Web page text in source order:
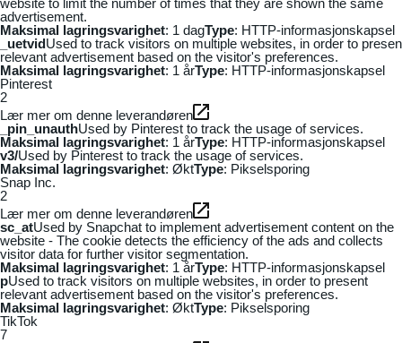
advertisement.
Maksimal lagringsvarighet: 1 dagType: HTTP-informasjonskapsel
_uetvidUsed to track visitors on multiple websites, in order to
relevant advertisement based on the visitor's preferences.
Maksimal lagringsvarighet: 1 årType: HTTP-informasjonskapsel
Pinterest
2
Lær mer om denne leverandøren
_pin_unauthUsed by Pinterest to track the usage of services.
Maksimal lagringsvarighet: 1 årType: HTTP-informasjonskapsel
v3/Used by Pinterest to track the usage of services.
Maksimal lagringsvarighet: ØktType: Pikselsporing
Snap Inc.
2
Lær mer om denne leverandøren
sc_atUsed by Snapchat to implement advertisement content on the
website - The cookie detects the efficiency of the ads and collects
visitor data for further visitor segmentation.
Maksimal lagringsvarighet: 1 årType: HTTP-informasjonskapsel
pUsed to track visitors on multiple websites, in order to present
relevant advertisement based on the visitor's preferences.
Maksimal lagringsvarighet: ØktType: Pikselsporing
TikTok
7